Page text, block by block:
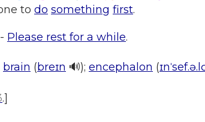
to do something first.
- Please rest for a while.
brain (breɪn 🔊); encephalon (
.]